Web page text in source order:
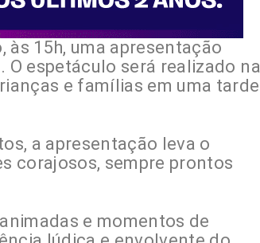
às 15h, uma apresentação
espetáculo será realizado na
e famílias em uma tarde
a apresentação leva o
corajosos, sempre prontos
e momentos de